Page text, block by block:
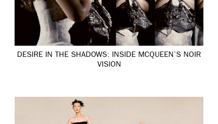
DESIRE IN THE SHADOWS: INSIDE MCQUEEN’S NOIR
VISION